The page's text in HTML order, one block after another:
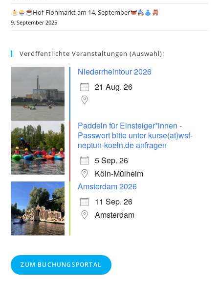
Hof-Flohmarkt am 14. September
9. September 2025
Veröffentlichte Veranstaltungen (Auswahl):
Niederrheintour 2026
21 Aug. 26
Paddeln für Einsteiger*innen -
Passwort bitte unter kurse(at)wsf-
neptun-koeln.de anfragen
5 Sep. 26
Köln-Mülheim
Amsterdam 2026
11 Sep. 26
Amsterdam
ZUM BUCHUNGSPORTAL